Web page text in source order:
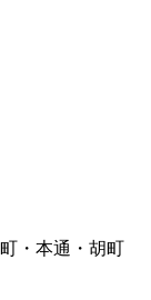
・本通・胡町